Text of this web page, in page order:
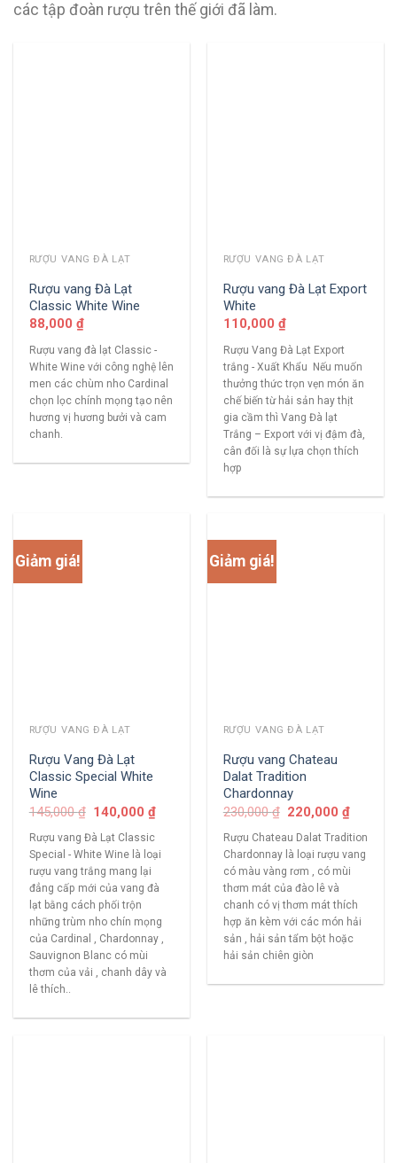
các tập đoàn rượu trên thế giới đã làm.
RƯỢU VANG ĐÀ LẠT
Rượu vang Đà Lạt
Classic White Wine
88,000 ₫
Rượu vang đà lạt Classic -
White Wine với công nghệ lên
men các chùm nho Cardinal
chọn lọc chính mọng tạo nên
hương vị hương bưởi và cam
chanh.
RƯỢU VANG ĐÀ LẠT
Rượu vang Đà Lạt Export
White
110,000 ₫
Rượu Vang Đà Lạt Export
trắng - Xuất Khẩu Nếu muốn
thưởng thức trọn vẹn món ăn
chế biến từ hải sản hay thịt
gia cầm thì Vang Đà lạt
Trắng – Export với vị đậm đà,
cân đối là sự lựa chọn thích
hợp
Giảm giá!
RƯỢU VANG ĐÀ LẠT
Rượu Vang Đà Lạt
Classic Special White
Wine
145,000₫ 140,000₫
Rượu vang Đà Lạt Classic
Special - White Wine là loại
rượu vang trắng mang lại
đẳng cấp mới của vang đà
lạt bằng cách phối trộn
những trùm nho chín mọng
của Cardinal , Chardonnay ,
Sauvignon Blanc có mùi
thơm của vải , chanh dây và
lê thích..
Giảm giá!
RƯỢU VANG ĐÀ LẠT
Rượu vang Chateau
Dalat Tradition
Chardonnay
230,000₫ 220,000₫
Rượu Chateau Dalat Tradition
Chardonnay là loại rượu vang
có màu vàng rơm , có mùi
thơm mát của đào lê và
chanh có vị thơm mát thích
hợp ăn kèm với các món hải
sản , hải sản tẩm bột hoặc
hải sản chiên giòn